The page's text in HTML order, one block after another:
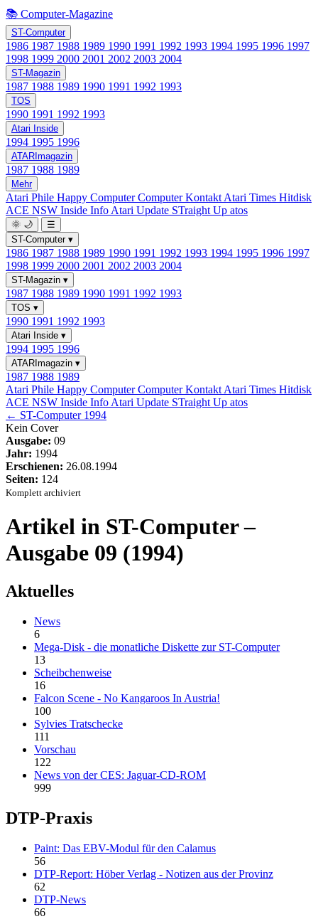
📚 Computer-Magazine
ST-Computer
1986 1987 1988 1989 1990 1991 1992 1993 1994 1995 1996 1997
1998 1999 2000 2001 2002 2003 2004
ST-Magazin
1987 1988 1989 1990 1991 1992 1993
TOS
1990 1991 1992 1993
Atari Inside
1994 1995 1996
ATARImagazin
1987 1988 1989
Mehr
Atari Phile Happy ComputerComputer Kontakt Atari Times Hitdisk
ACE NSW Inside Info Atari Update STraight Up atos
🌞 🌙
☰
ST-Computer ▾
1986 1987 1988 1989 1990 1991 1992 1993 1994 1995 1996 1997
1998 1999 2000 2001 2002 2003 2004
ST-Magazin ▾
1987 1988 1989 1990 1991 1992 1993
TOS ▾
1990 1991 1992 1993
Atari Inside ▾
1994 1995 1996
ATARImagazin ▾
1987 1988 1989
Atari Phile Happy ComputerComputer Kontakt Atari Times Hitdisk
ACE NSW Inside Info Atari Update STraight Up atos
← ST-Computer 1994
Kein Cover
Ausgabe: 09
Jahr: 1994
Erschienen: 26.08.1994
Seiten: 124
Komplett archiviert
Artikel in ST-Computer –
Ausgabe 09 (1994)
Aktuelles
News
6
Mega-Disk - die monatliche Diskette zur ST-Computer
13
Scheibchenweise
16
Falcon Scene - No Kangaroos In Austria!
100
Sylvies Tratschecke
111
Vorschau
122
News von der CES: Jaguar-CD-ROM
999
DTP-Praxis
Paint: Das EBV-Modul für den Calamus
56
DTP-Report: Höber Verlag - Notizen aus der Provinz
62
DTP-News
66